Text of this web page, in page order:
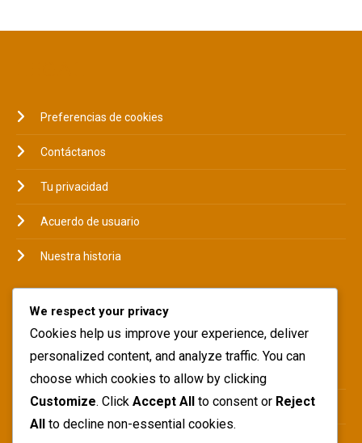
Preferencias de cookies
Contáctanos
Tu privacidad
Acuerdo de usuario
Nuestra historia
CATEGORÍAS
Aspectos destacados de la carrera
Biografías de Jugadores
We respect your privacy
Cookies help us improve your experience, deliver
personalized content, and analyze traffic. You can
choose which cookies to allow by clicking
Customize. Click Accept All to consent or Reject
All to decline non-essential cookies.